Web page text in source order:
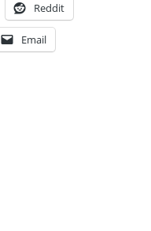
Reddit
Email